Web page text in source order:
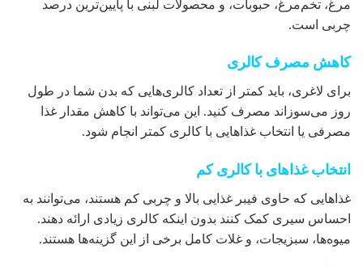
مرغ، تخم‌مرغ، حبوبات، و محصولات لبنی با پایین‌ترین درصد
چربی است.
کاهش مصرف کالری
برای لاغری، باید کمتر از تعداد کالری‌هایی که بدن شما در طول
روز می‌سوزاند مصرف کنید. این می‌تواند با کاهش مقدار غذا
مصرفی یا انتخاب غذاهایی با کالری کمتر انجام شود.
انتخاب غذاهای با کالری کم
غذاهایی که حاوی فیبر غذایی بالا و چربی کم هستند، می‌توانند به
احساس سیری کمک کنند بدون اینکه کالری زیادی ارائه دهند.
میوه‌ها، سبزیجات، و غلات کامل برخی از این گزینه‌ها هستند.